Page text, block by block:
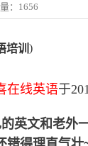
： 1656
培训 )
在线英语于
英文和老外